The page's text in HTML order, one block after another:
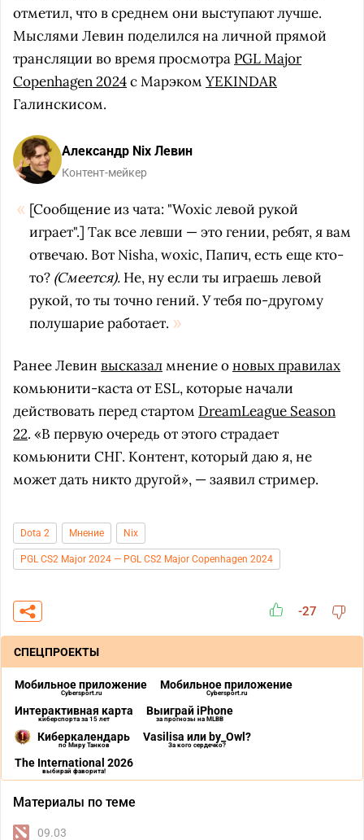
отметил, что в среднем они выступают лучше.
Мыслями Левин поделился на личной прямой
трансляции во время просмотра PGL Major
Copenhagen 2024с Марэком YEKINDAR
Галинскисом.
Александр Nix Левин
Контент-мейкер
[Сообщение из чата: "Woxic левой рукой
играет".] Так все левши — это гении, ребят, я вам
отвечаю. Вот Nisha, woxic, Папич, есть еще кто-
то? (Смеется). Не, ну если ты играешь левой
рукой, то ты точно гений. У тебя по-другому
полушарие работает.
Ранее Левин высказалмнение оновых правилах
комьюнити-каста от ESL, которые начали
действовать перед стартом DreamLeague Season
22. «В первую очередь от этого страдает
комьюнити СНГ. Контент, который даю я, не
может дать никто другой», — заявил стример.
Dota 2 Мнение Nix
PGL CS2 Major 2024 — PGL CS2 Major Copenhagen 2024
-27
СПЕЦПРОЕКТЫ
Мобильное приложение
Cybersport.ru
Мобильное приложение
Cybersport.ru
Интерактивная карта
киберспорта за 15 лет
Выиграй iPhone
за прогнозы на MLBB
Киберкалендарь
по Миру Танков
Vasilisa или by_Owl?
За кого сердечко?
The International 2026
выбирай фаворита!
Материалы по теме
09.03